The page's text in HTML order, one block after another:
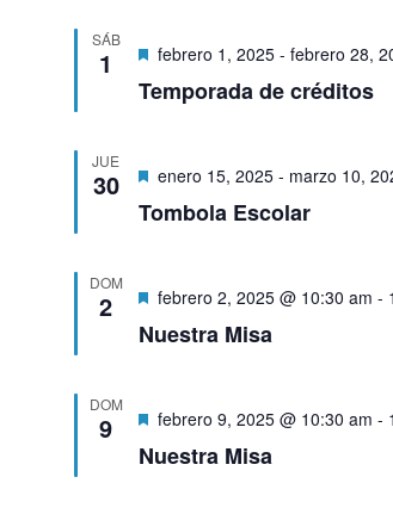
SÁB
1
Temporada de créditos
Destacado
febrero 1, 2025- febrero 28,
JUE
30
Tombola Escolar
Destacado
enero 15, 2025- marzo 10,
DOM
2
Nuestra Misa
Destacado
febrero 2, 2025 @ 10:30 am -
DOM
9
Nuestra Misa
Destacado
febrero 9, 2025 @ 10:30 am -